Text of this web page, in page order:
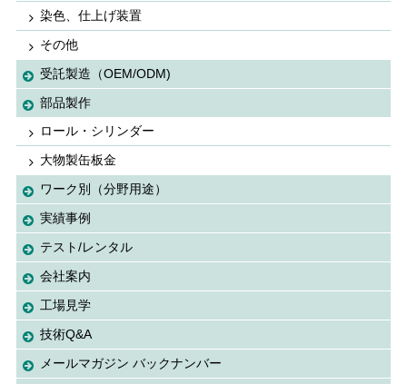
染色、仕上げ装置
その他
受託製造（OEM/ODM)
部品製作
ロール・シリンダー
大物製缶板金
ワーク別（分野用途）
実績事例
テスト/レンタル
会社案内
工場見学
技術Q&A
メールマガジン バックナンバー